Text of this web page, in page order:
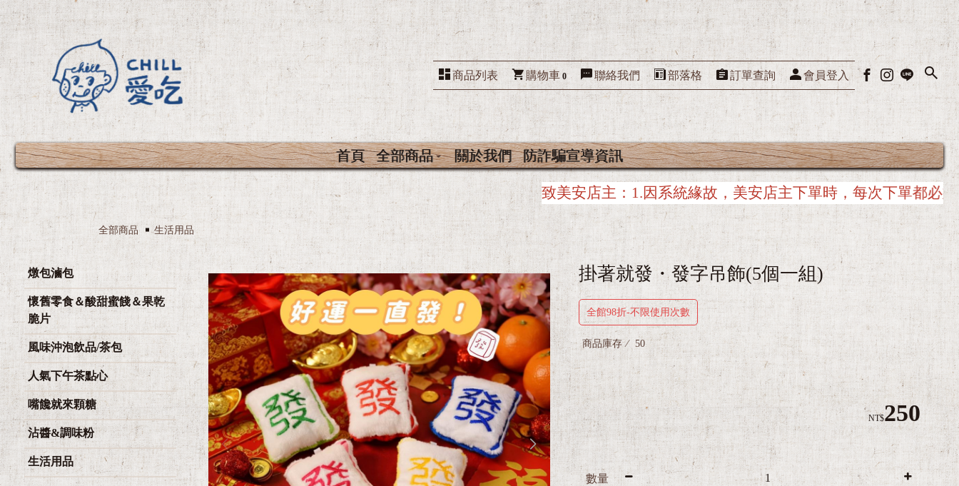
商品列表 購物車 0 聯絡我們 部落格 訂單查詢 會員登入
首頁 全部商品 關於我們 防詐騙宣導資訊
致美安店主： 1.因系統緣故，美安店主下單時，每次下單都必須從美安入口網站重新連接，以
全部商品 生活用品
燉包滷包
懷舊零食＆酸甜蜜餞＆果乾
脆片
風味沖泡飲品/茶包
人氣下午茶點心
嘴饞就來顆糖
沾醬&調味粉
生活用品
掛著就發・發字吊飾(5個一組)
全館98折-不限使用次數
商品庫存 50
NT$250
數量